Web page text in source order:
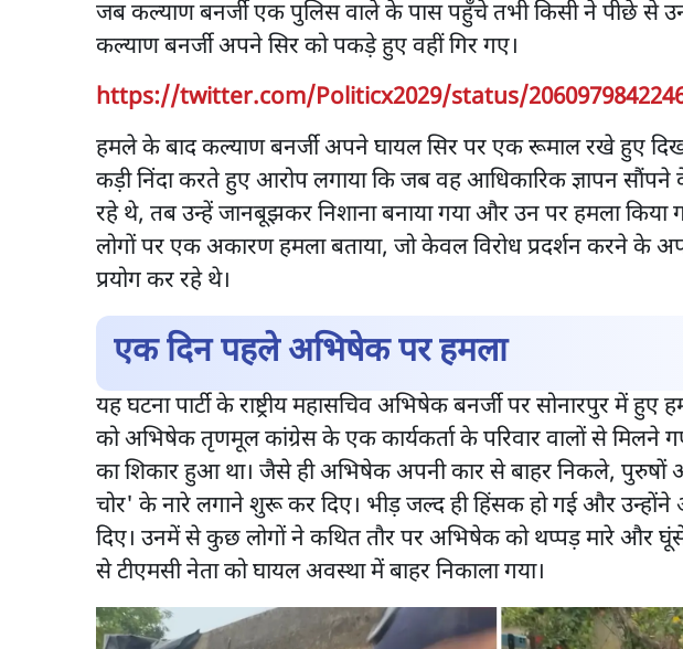
जब कल्याण बनर्जी एक पुलिस वाले के पास पहुँचे तभी किसी ने पीछे से
कल्याण बनर्जी अपने सिर को पकड़े हुए वहीं गिर गए।
https://twitter.com/Politicx2029/status/
हमले के बाद कल्याण बनर्जी अपने घायल सिर पर एक रूमाल रखे हुए
कड़ी निंदा करते हुए आरोप लगाया कि जब वह आधिकारिक ज्ञापन
रहे थे, तब उन्हें जानबूझकर निशाना बनाया गया और उन पर हमला किया
लोगों पर एक अकारण हमला बताया, जो केवल विरोध प्रदर्शन करने के
प्रयोग कर रहे थे।
एक दिन पहले अभिषेक पर हमला
यह घटना पार्टी के राष्ट्रीय महासचिव अभिषेक बनर्जी पर सोनारपुर में
को अभिषेक तृणमूल कांग्रेस के एक कार्यकर्ता के परिवार वालों से मिलने
का शिकार हुआ था। जैसे ही अभिषेक अपनी कार से बाहर निकले, पुरुषों
चोर' के नारे लगाने शुरू कर दिए। भीड़ जल्द ही हिंसक हो गई और
दिए। उनमें से कुछ लोगों ने कथित तौर पर अभिषेक को थप्पड़ मारे और घूंसे
से टीएमसी नेता को घायल अवस्था में बाहर निकाला गया।